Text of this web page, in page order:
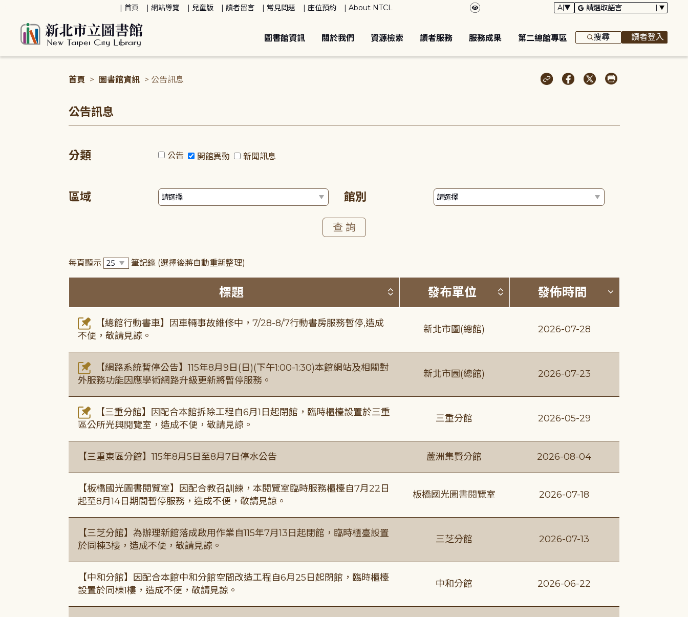
首頁 網站導覽 兒童版 讀者留言 常見問題 座位預約 About NTCL
圖書館資訊 關於我們 資源檢索 讀者服務 服務成果 第二總館專區 搜尋 讀者登入
首頁 > 圖書館資訊 > 公告訊息
公告訊息
分類 公告 開館異動 新聞訊息
區域 館別
每頁顯示 筆記錄 (選擇後將自動重新整理)
標題 按標題排序 (升降冪)
發布單位 按發布單位排序 (升降冪)
發佈時間 按發佈時間
【總館行動書車】因車輛事故維修中，7/28-8/7行動書房服務暫停,造成
不便，敬請見諒。
新北市圖(總館) 2026-07-28
【網路系統暫停公告】115年8月9日(日)(下午1:00-1:30)本館網站及相關對
外服務功能因應學術網路升級更新將暫停服務。
新北市圖(總館) 2026-07-23
【三重分館】因配合本館拆除工程自6月1日起閉館，臨時櫃檯設置於三重
區公所光興閱覽室，造成不便，敬請見諒。
三重分館 2026-05-29
【三重東區分館】115年8月5日至8月7日停水公告 蘆洲集賢分館 2026-08-04
【板橋國光圖書閱覽室】因配合教召訓練，本閱覽室臨時服務櫃檯自7月22日
起至8月14日期間暫停服務，造成不便，敬請見諒。
板橋國光圖書閱覽室 2026-07-18
【三芝分館】為辦理新館落成啟用作業自115年7月13日起閉館，臨時櫃臺設置
於同棟3樓，造成不便，敬請見諒。
三芝分館 2026-07-13
【中和分館】因配合本館中和分館空間改造工程自6月25日起閉館，臨時櫃檯
設置於同棟1樓，造成不便，敬請見諒。
中和分館 2026-06-22